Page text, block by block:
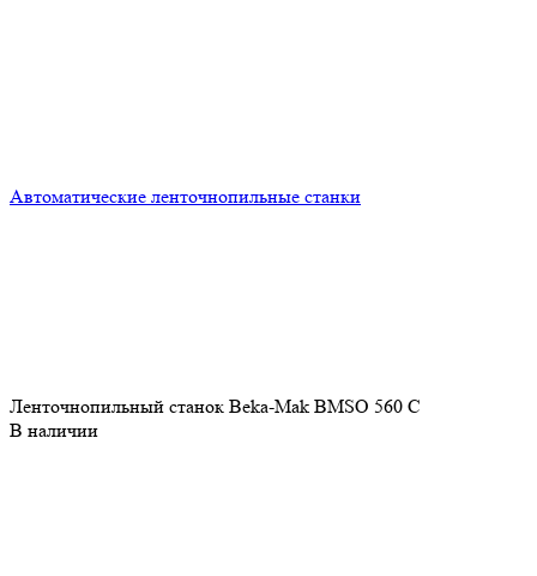
Автоматические ленточнопильные станки
Ленточнопильный станок Beka-Mak BMSO 560 С
В наличии